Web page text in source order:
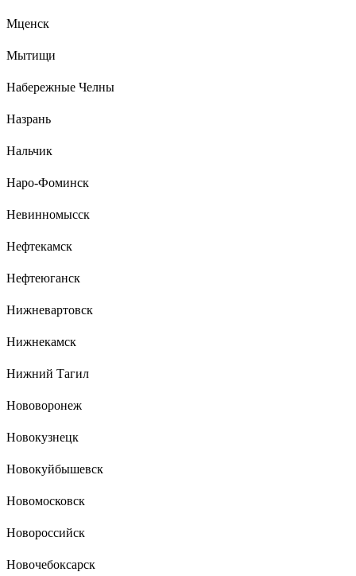
Мценск
Мытищи
Набережные Челны
Назрань
Нальчик
Наро-Фоминск
Невинномысск
Нефтекамск
Нефтеюганск
Нижневартовск
Нижнекамск
Нижний Тагил
Нововоронеж
Новокузнецк
Новокуйбышевск
Новомосковск
Новороссийск
Новочебоксарск